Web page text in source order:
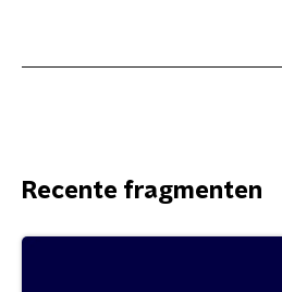
Recente fragmenten